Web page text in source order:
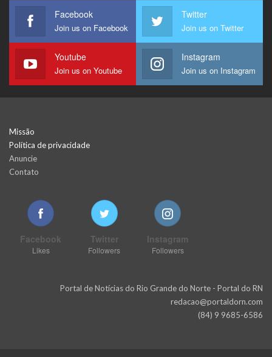
Facebook
Join us on Facebook
Twitter
Join us on Twitter
Youtube
Join us on Youtube
Instagram
Join us on Instagram
Missão
Política de privacidade
Anuncie
Contato
Facebook
Likes
Twitter
Followers
Instagram
Followers
Portal de Notícias do Rio Grande do Norte - Portal do RN
redacao@portaldorn.com
(84) 9 9685-6586